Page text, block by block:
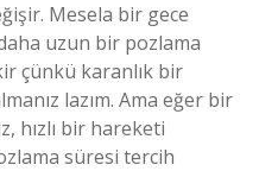
Mesela bir gece
uzun bir pozlama
çünkü karanlık bir
lazım. Ama eğer bir
hızlı bir hareketi
süresi tercih